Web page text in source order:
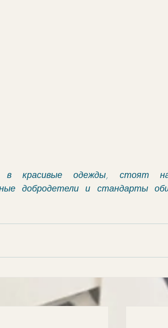
в красивые одежды, стоят
добродетели и стандарты